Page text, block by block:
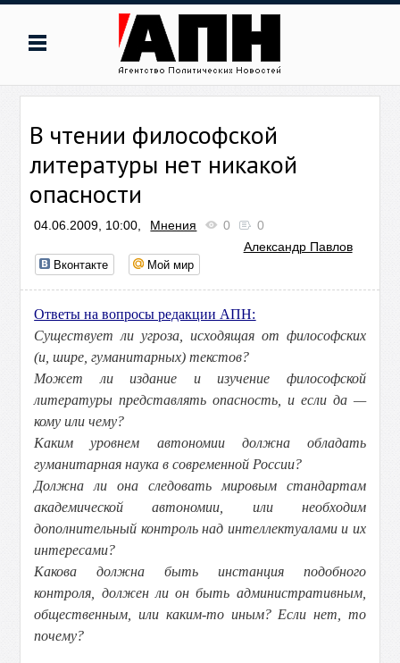
В чтении философской
литературы нет никакой
опасности
04.06.2009, 10:00, Мнения 0
0
Александр Павлов
Вконтакте Мой мир
Ответы на вопросы редакции АПН:
Существует ли угроза, исходящая от философских
(и, шире, гуманитарных) текстов?
Может ли издание и изучение философской
литературы представлять опасность, и если да —
кому или чему?
Каким уровнем автономии должна обладать
гуманитарная наука в современной России?
Должна ли она следовать мировым стандартам
академической автономии, или необходим
дополнительный контроль над интеллектуалами и их
интересами?
Какова должна быть инстанция подобного
контроля, должен ли он быть административным,
общественным, или каким-то иным? Если нет, то
почему?